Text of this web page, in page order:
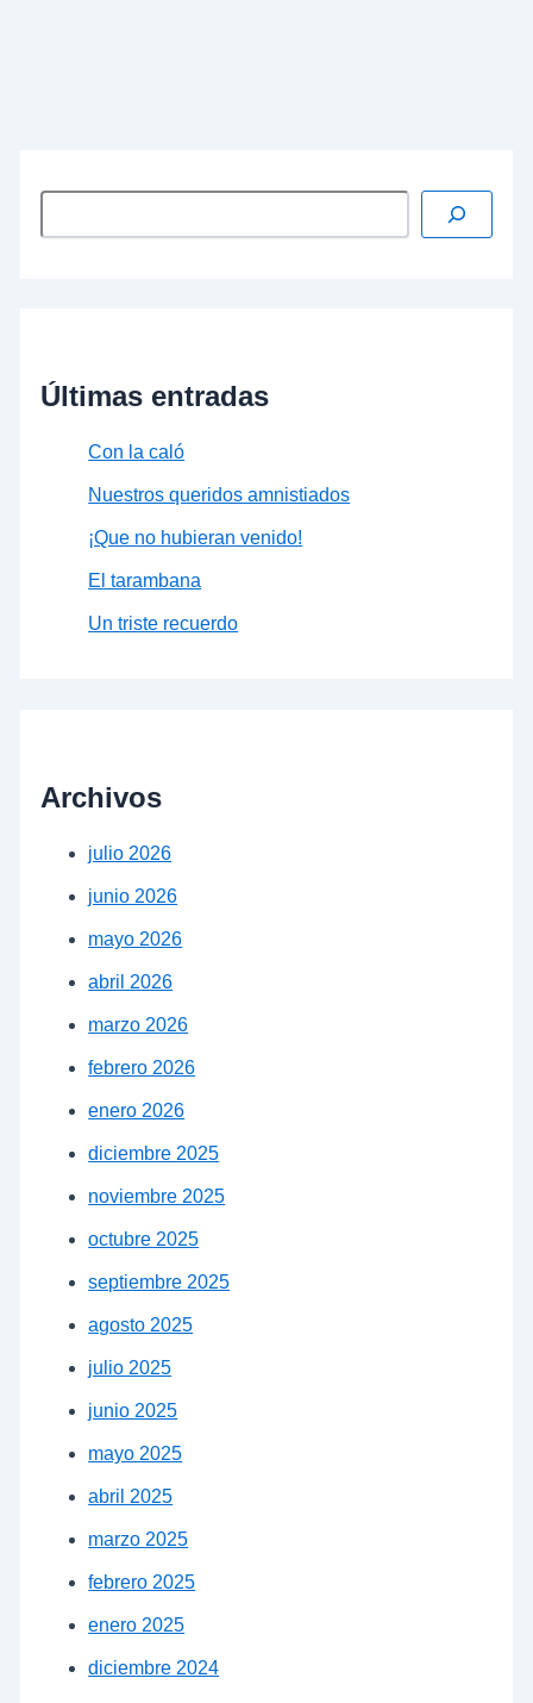
Últimas entradas
Con la caló
Nuestros queridos amnistiados
¡Que no hubieran venido!
El tarambana
Un triste recuerdo
Archivos
julio 2026
junio 2026
mayo 2026
abril 2026
marzo 2026
febrero 2026
enero 2026
diciembre 2025
noviembre 2025
octubre 2025
septiembre 2025
agosto 2025
julio 2025
junio 2025
mayo 2025
abril 2025
marzo 2025
febrero 2025
enero 2025
diciembre 2024